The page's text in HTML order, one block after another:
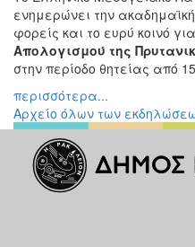
ενημερώνει την ακαδημαϊκή
φορείς και το ευρύ κοινό
Απολογισμού της
στην περίοδο θητείας από
περισσότερα...
Αρχείο όλων των